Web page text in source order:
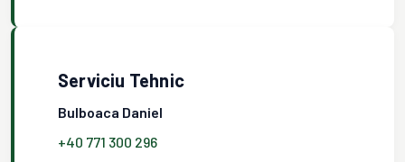
Serviciu Tehnic
Bulboaca Daniel
+40 771 300 296